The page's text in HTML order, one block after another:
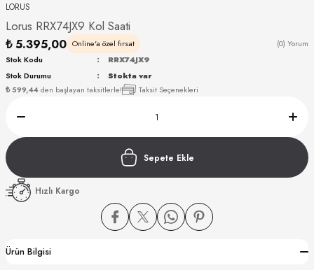
LORUS
Lorus RRX74JX9 Kol Saati
₺ 5.395,00 Online'a özel fırsat (0) Yorum
₺ 599,44den başlayan taksitlerle! Taksit Seçenekleri
Stok Kodu
RRX74JX9
Stok Durumu
Stokta var
Sepete Ekle
Hızlı Kargo
Ürün Bilgisi